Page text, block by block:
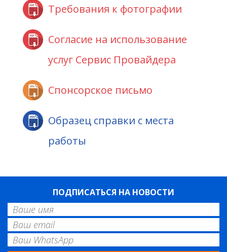
Требования к фотографии
Согласие на использование
услуг Сервис Провайдера
Спонсорское письмо
Образец справки с места
работы
ПОДПИСАТЬСЯ НА НОВОСТИ